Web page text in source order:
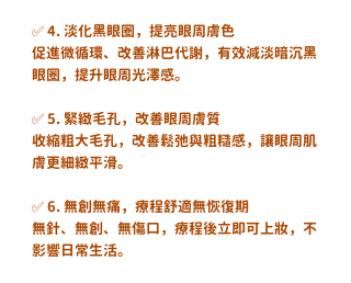
✅ 4. 淡化黑眼圈，提亮眼周膚色
促進微循環、改善淋巴代謝，有效減淡暗沉黑
眼圈，提升眼周光澤感。
✅ 5. 緊緻毛孔，改善眼周膚質
收縮粗大毛孔，改善鬆弛與粗糙感，讓眼周肌
膚更細緻平滑。
✅ 6. 無創無痛，療程舒適無恢復期
無針、無創、無傷口，療程後立即可上妝，不
影響日常生活。